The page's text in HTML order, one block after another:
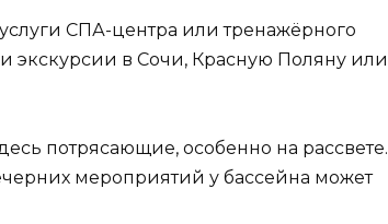
СПА-центра или тренажёрного
и экскурсии в Сочи, Красную Поляну или
потрясающие, особенно на рассвете.
мероприятий у бассейна может